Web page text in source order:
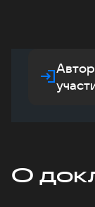
О